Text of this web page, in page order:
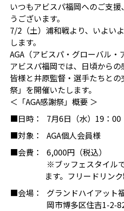
いつもアビスパ福岡へのご支
うございます。
7/2（土）浦和戦より、いよい
します。
AGA（アビスパ・グローバル
アビスパ福岡では、日頃からの
皆様と井原監督・選手たちとの
祭」を開催いたします。
＜「AGA感謝祭」概要 ＞
■日時：
7月6日（水）19：
■対象：
AGA個人会員様
■会費：
6,000円（税込）
※ブッフェスタイル
ます。フリードリンク
■会場：
グランドハイアッ
岡市博多区住吉1-2-